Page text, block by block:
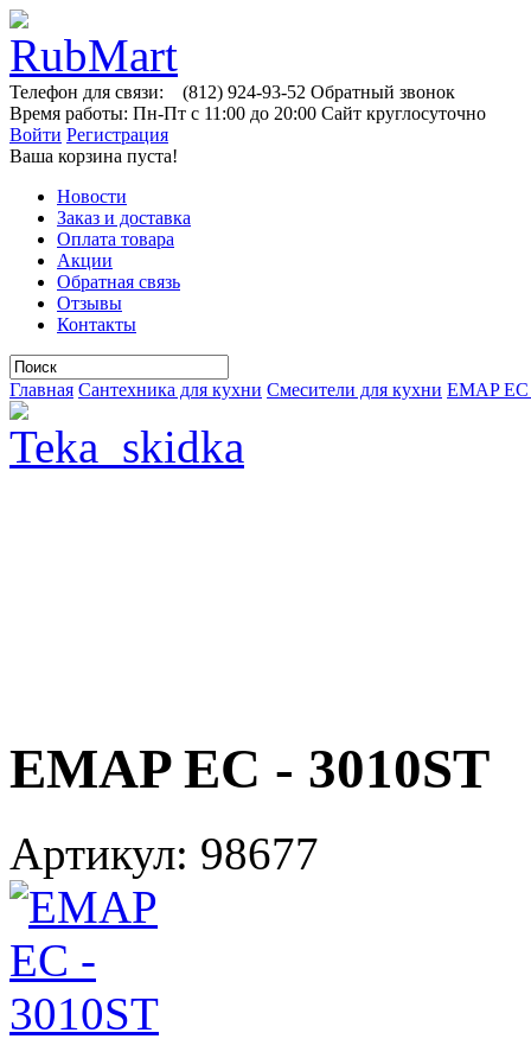
Телефон для связи: (812) 924-93-52 Обратный звонок
Время работы: Пн-Пт с 11:00 до 20:00 Сайт круглосуточно
Войти Регистрация
Ваша корзина пуста!
Новости
Заказ и доставка
Оплата товара
Акции
Обратная связь
Отзывы
Контакты
Главная Сантехника для кухни Смесители для кухни EMAP ЕС
EMAP ЕС - 3010ST
Артикул: 98677